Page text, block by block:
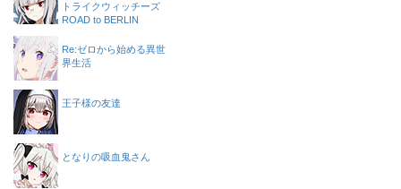
トライクウィッチーズ
ROAD to BERLIN
Re:ゼロから始める異世
界生活
王子様の友達
となりの吸血鬼さん